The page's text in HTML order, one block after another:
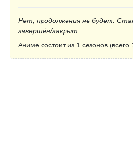
Нет, продолжения не будет.
завершён/закрыт.
Аниме состоит из 1 сезонов (всего